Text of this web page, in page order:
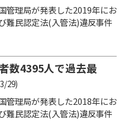
管理局が発表した2019年にお
難民認定法(入管法)違反事件
数4395人で過去最
29)
管理局が発表した2018年にお
難民認定法(入管法)違反事件